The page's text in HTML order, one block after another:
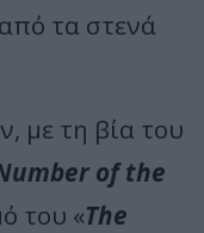
τα στενά
με τη βία του
of the
του «The